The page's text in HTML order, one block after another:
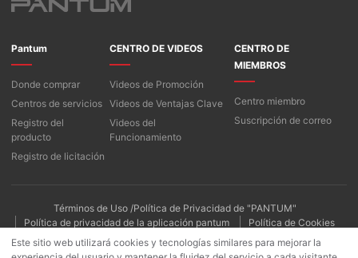
Pantum
Donde comprar
Centros de servicios
Registro del
producto
Registro de licitación
CENTRO DE VIDEOS
Videos de Promoción
Videos de Ventajas Clave
Videos del
Funcionamiento
CENTRO DE
MIEMBROS
Centro miembro
Suscripción de correo
Términos de Uso /Política de Privacidad de "PANTUM"
Política de privacidad de la aplicación pantum
Política de Cookies
Este sitio web utilizará cookies y tecnologías similares para mejorar la